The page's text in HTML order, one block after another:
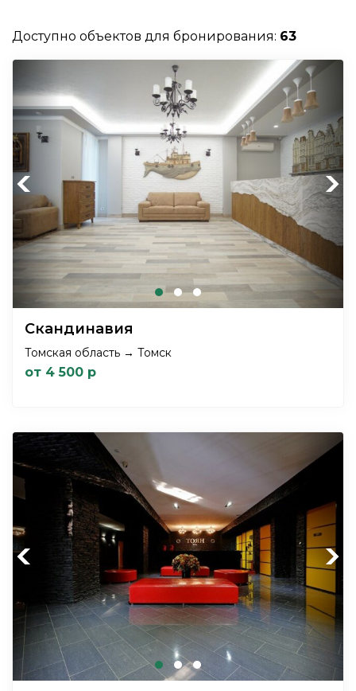
Доступно объектов для бронирования: 63
Previous Next
Скандинавия
Томская область → Томск
от 4 500 р
Previous Next